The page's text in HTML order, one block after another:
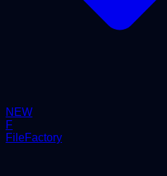
NEW
F
FileFactory